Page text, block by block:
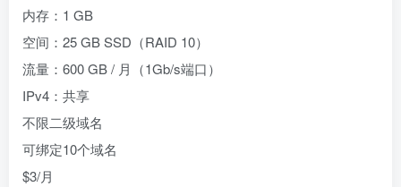
内存：1 GB
空间：25 GB SSD（RAID 10）
流量：600 GB / 月（1Gb/s端口）
IPv4：共享
不限二级域名
可绑定10个域名
$3/月